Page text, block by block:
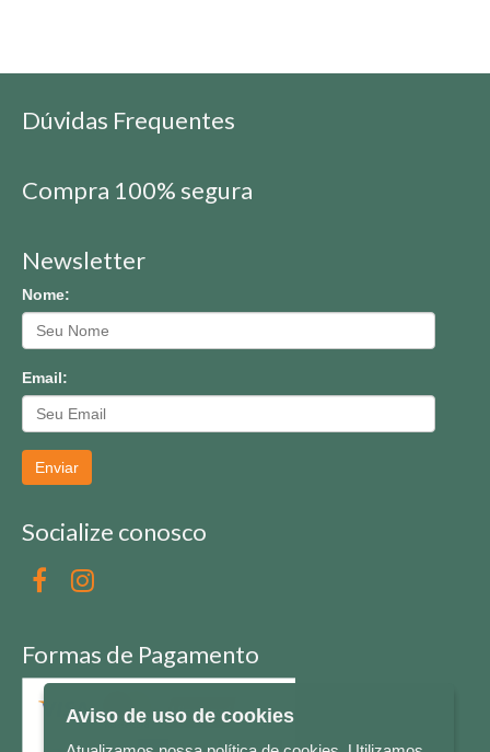
Dúvidas Frequentes
Compra 100% segura
Newsletter
Nome:
Email:
Enviar
Socialize conosco
Formas de Pagamento
Aviso de uso de cookies